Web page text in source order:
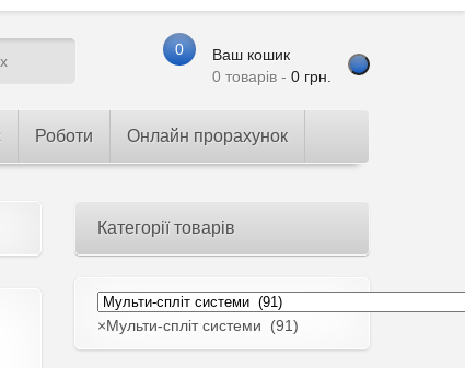
0
Ваш кошик
0 товарів - 0 грн.
Роботи Онлайн прорахунок
Категорії товарів
×Мульти-спліт системи (91)